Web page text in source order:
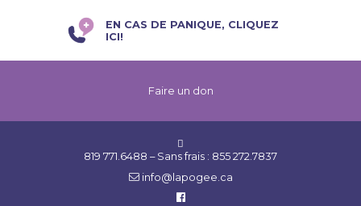
EN CAS DE PANIQUE, CLIQUEZ
ICI!
Faire un don
819 771.6488 – Sans frais : 855 272.7837
info@lapogee.ca